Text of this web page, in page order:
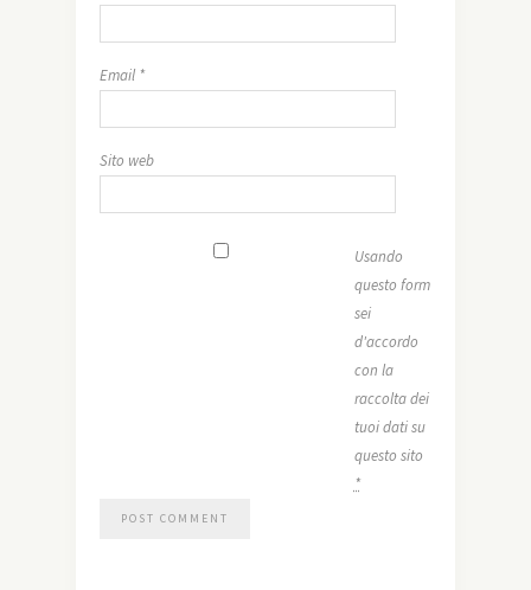
Email *
Sito web
Usando
questo form
sei
d'accordo
con la
raccolta dei
tuoi dati su
questo sito
*